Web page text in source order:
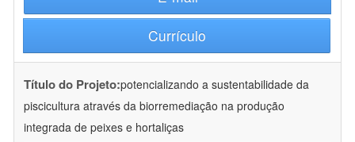
Currículo
Título do Projeto:potencializando a sustentabilidade da
piscicultura através da biorremediação na produção
integrada de peixes e hortaliças